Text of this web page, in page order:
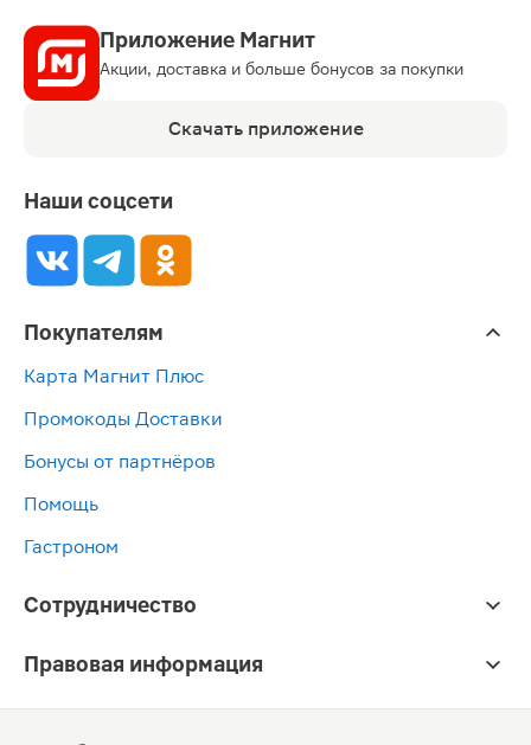
Приложение Магнит
Акции, доставка и больше бонусов за покупки
Скачать приложение
Наши соцсети
Покупателям
Карта Магнит Плюс
Промокоды Доставки
Бонусы от партнёров
Помощь
Гастроном
Сотрудничество
Правовая информация